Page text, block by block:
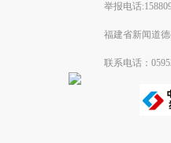
举报电话
福建省新闻道
联系电话：